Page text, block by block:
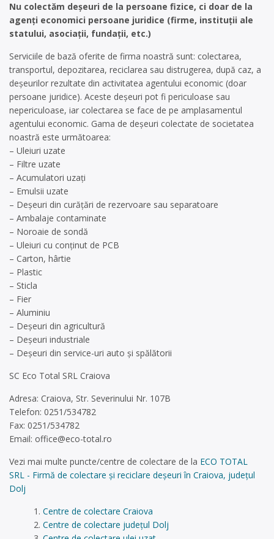
Nu colectăm deșeuri de la persoane fizice, ci doar de la
agenți economici persoane juridice (firme, instituții ale
statului, asociații, fundații, etc.)
Serviciile de bază oferite de firma noastră sunt: colectarea,
transportul, depozitarea, reciclarea sau distrugerea, după caz, a
deșeurilor rezultate din activitatea agentului economic (doar
persoane juridice). Aceste deșeuri pot fi periculoase sau
nepericuloase, iar colectarea se face de pe amplasamentul
agentului economic. Gama de deșeuri colectate de societatea
noastră este următoarea:
– Uleiuri uzate
– Filtre uzate
– Acumulatori uzați
– Emulsii uzate
– Deșeuri din curățări de rezervoare sau separatoare
– Ambalaje contaminate
– Noroaie de sondă
– Uleiuri cu conținut de PCB
– Carton, hârtie
– Plastic
– Sticla
– Fier
– Aluminiu
– Deșeuri din agricultură
– Deșeuri industriale
– Deșeuri din service-uri auto și spălătorii
SC Eco Total SRL Craiova
Adresa: Craiova, Str. Severinului Nr. 107B
Telefon: 0251/534782
Fax: 0251/534782
Email: office@eco-total.ro
Vezi mai multe puncte/centre de colectare de la ECO TOTAL
SRL - Firmă de colectare și reciclare deșeuri în Craiova, județul
Dolj
Centre de colectare Craiova
Centre de colectare județul Dolj